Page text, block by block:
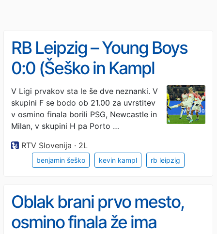
RB Leipzig – Young Boys
0:0 (Šeško in Kampl
začenjata tekmo)
V Ligi prvakov sta le še dve neznanki. V
skupini F se bodo ob 21.00 za uvrstitev
v osmino finala borili PSG, Newcastle in
Milan, v skupini H pa Porto …
RTV Slovenija · 2L
benjamin šeško kevin kampl rb leipzig
Oblak brani prvo mesto,
osmino finala že ima